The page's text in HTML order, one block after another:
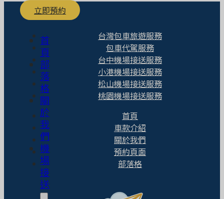
立即預約
首
頁
部
落
格
關
於
我
們
機
場
接
送
台灣包車旅遊服務
包車代駕服務
台中機場接送服務
小港機場接送服務
松山機場接送服務
桃園機場接送服務
首頁
車款介紹
關於我們
預約頁面
部落格